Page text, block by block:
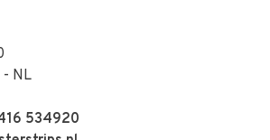
- NL
534920